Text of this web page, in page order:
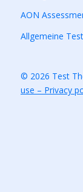
AON
Allgemeine
© 2026 Test
use – Privacy